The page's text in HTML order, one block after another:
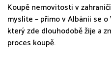
Koupě nemovitosti v
myslíte – přímo v Albánii se
který zde dlouhodobě žije a
proces koupě.